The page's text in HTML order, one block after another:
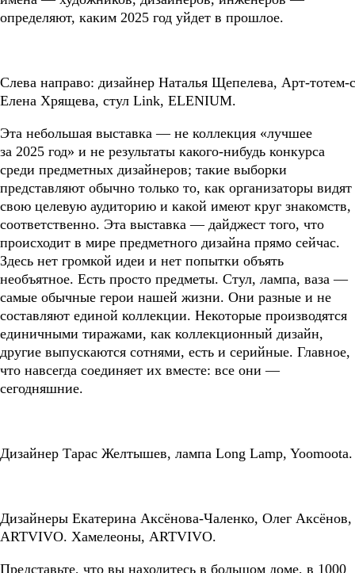
определяют, каким 2025 год уйдет в прошлое.
Слева направо: дизайнер Наталья Щепелева, Арт-
Елена Хрящева, стул Link, ELENIUM.
Эта небольшая выставка — не коллекция «лучшее
за 2025 год» и не результаты какого-нибудь конкурса
среди предметных дизайнеров; такие выборки
представляют обычно только то, как организаторы видят
свою целевую аудиторию и какой имеют круг знакомств,
соответственно. Эта выставка — дайджест того, что
происходит в мире предметного дизайна прямо сейчас.
Здесь нет громкой идеи и нет попытки объять
необъятное. Есть просто предметы. Стул, лампа, ваза —
самые обычные герои нашей жизни. Они разные и не
составляют единой коллекции. Некоторые производятся
единичными тиражами, как коллекционный дизайн,
другие выпускаются сотнями, есть и серийные. Главное,
что навсегда соединяет их вместе: все они —
сегодняшние.
Дизайнер Тарас Желтышев, лампа Long Lamp, Yoomoota.
Дизайнеры Екатерина Аксёнова-Чаленко, Олег
ARTVIVO. Хамелеоны, ARTVIVO.
Представьте, что вы находитесь в большом доме, в 1000